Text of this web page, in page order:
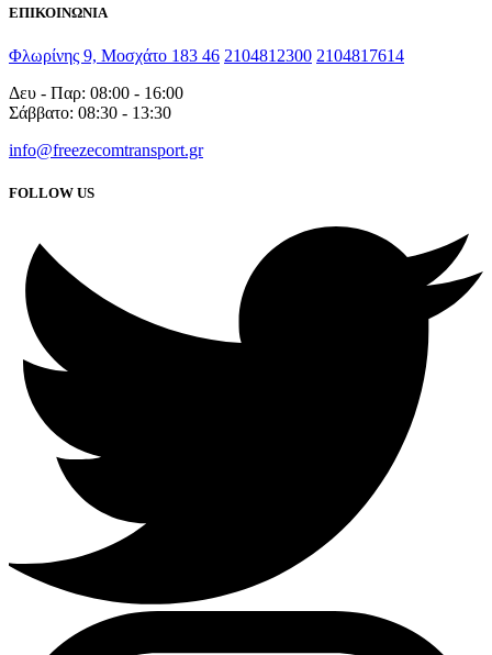
ΕΠΙΚΟΙΝΩΝΙΑ
Φλωρίνης 9, Μοσχάτο 183 46 2104812300 2104817614
Δευ - Παρ: 08:00 - 16:00
Σάββατο: 08:30 - 13:30
info@freezecomtransport.gr
FOLLOW US